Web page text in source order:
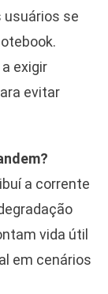
usuários se
exigir
evitar
a corrente
vida útil
em cenários